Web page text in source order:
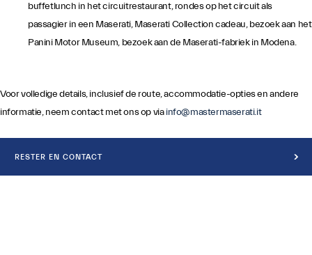
buffetlunch in het circuitrestaurant, rondes op het circuit als
passagier in een Maserati, Maserati Collection cadeau, bezoek aan het
Panini Motor Museum, bezoek aan de Maserati-fabriek in Modena.
Voor volledige details, inclusief de route, accommodatie-opties en andere
informatie, neem contact met ons op viainfo@mastermaserati.it
RESTER EN CONTACT